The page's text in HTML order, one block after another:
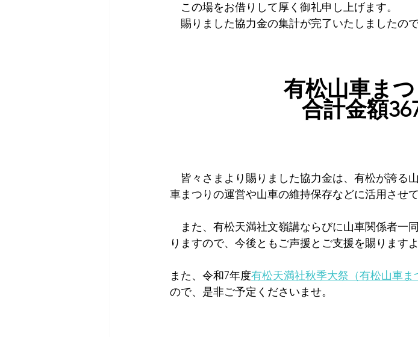
有松山車行事
この場をお借りして厚く御礼申し上げます。
賜りました協力金の集計が完了いたしましたの
有松山車ま
合計金額
皆々さまより賜りました協力金は、有松が誇る
車まつりの運営や山車の維持保存などに活用させ
また、有松天満社文嶺講ならびに山車関係者一
りますので、今後ともご声援とご支援を賜ります
また、令和7年度有松天満社秋季大祭（有松山車ま
ので、是非ご予定くださいませ。